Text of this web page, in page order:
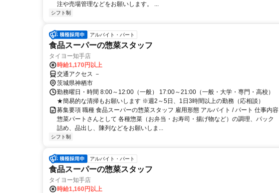
注や売場管理などをお願いします。 ...
シフト制
アルバイト・パート
食品スーパーの惣菜スタッフ
タイヨー知手店
時給1,170円以上
交通アクセス －
茨城県神栖市
勤務曜日・時間 8:00～12:00（一般） 17:00～21:00（一般・大学・専門・高校）
★簡易的な清掃もお願いします ※週2～5日、1日3時間以上の勤務（応相談）
募集要項 職種 食品スーパーの惣菜スタッフ 雇用形態 アルバイト / パート 仕事内容
惣菜パートさんとして 各種惣菜（お弁当・お寿司・揚げ物など）の調理、パック
詰め、品出し、陳列などをお願いしま...
シフト制
アルバイト・パート
食品スーパーの惣菜スタッフ
タイヨー知手店
時給1,160円以上